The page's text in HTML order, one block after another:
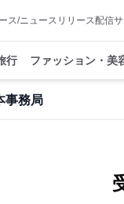
ス/ニュースリリース配信
行 ファッション・美
事務局